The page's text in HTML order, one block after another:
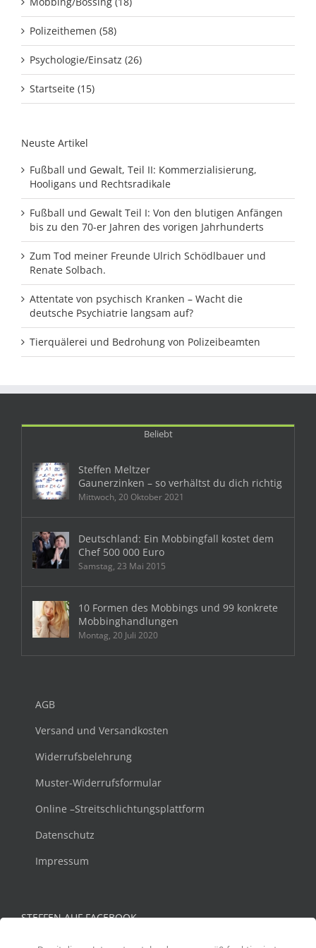
Polizeithemen (58)
Psychologie/Einsatz (26)
Startseite (15)
Neuste Artikel
Fußball und Gewalt, Teil II: Kommerzialisierung,
Hooligans und Rechtsradikale
Fußball und Gewalt Teil I: Von den blutigen Anfängen
bis zu den 70-er Jahren des vorigen Jahrhunderts
Zum Tod meiner Freunde Ulrich Schödlbauer und
Renate Solbach.
Attentate von psychisch Kranken – Wacht die
deutsche Psychiatrie langsam auf?
Tierquälerei und Bedrohung von Polizeibeamten
Beliebt
Steffen Meltzer
Gaunerzinken – so verhältst du dich richtig
Mittwoch, 20 Oktober 2021
Deutschland: Ein Mobbingfall kostet dem
Chef 500 000 Euro
Samstag, 23 Mai 2015
10 Formen des Mobbings und 99 konkrete
Mobbinghandlungen
Montag, 20 Juli 2020
AGB
Versand und Versandkosten
Widerrufsbelehrung
Muster-Widerrufsformular
Online –Streitschlichtungsplattform
Datenschutz
Impressum
STEFFEN AUF FACEBOOK